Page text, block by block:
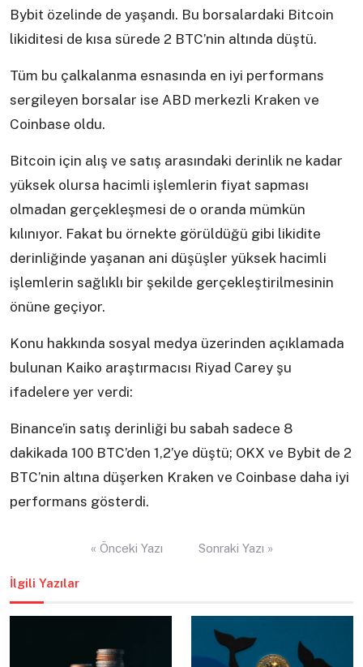
Bybit özelinde de yaşandı. Bu borsalardaki Bitcoin
likiditesi de kısa sürede 2 BTC’nin altında düştü.
Tüm bu çalkalanma esnasında en iyi performans
sergileyen borsalar ise ABD merkezli Kraken ve
Coinbase oldu.
Bitcoin için alış ve satış arasındaki derinlik ne kadar
yüksek olursa hacimli işlemlerin fiyat sapması
olmadan gerçekleşmesi de o oranda mümkün
kılınıyor. Fakat bu örnekte görüldüğü gibi likidite
derinliğinde yaşanan ani düşüşler yüksek hacimli
işlemlerin sağlıklı bir şekilde gerçekleştirilmesinin
önüne geçiyor.
Konu hakkında sosyal medya üzerinden açıklamada
bulunan Kaiko araştırmacısı Riyad Carey şu
ifadelere yer verdi:
Binance’in satış derinliği bu sabah sadece 8
dakikada 100 BTC’den 1,2’ye düştü; OKX ve Bybit de 2
BTC’nin altına düşerken Kraken ve Coinbase daha iyi
performans gösterdi.
« Önceki Yazı Sonraki Yazı »
İlgili Yazılar